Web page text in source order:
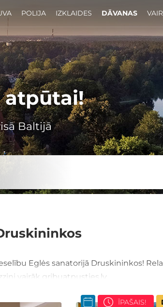
POLIJA IZKLAIDES DĀVANAS
atpūtai!
Baltijā
Eglės sanatorijā Druskininkos!
vairāk gribuatpusties.lv
ĪPAŠAIS!